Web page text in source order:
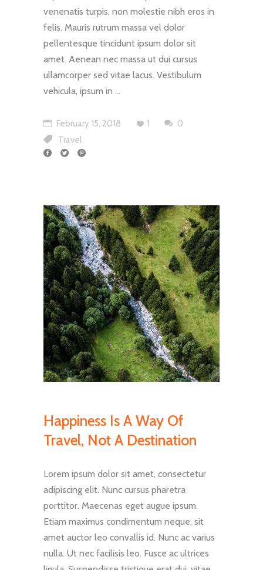
venenatis turpis, non molestie nibh eros in
felis. Mauris rutrum massa vel dolor
pellentesque tincidunt ipsum dolor sit
amet. Aenean nec massa ut dui cursus
ullamcorper sed vitae lacus. Vestibulum
vehicula, ipsum in
February 15, 2018 1
0
Travel
Happiness Is A Way Of
Travel, Not A Destination
Lorem ipsum dolor sit amet, consectetur
adipiscing elit. Nunc cursus pharetra
porttitor. Maecenas eget augue ipsum.
Etiam maximus condimentum neque, sit
amet auctor leo convallis id. Nunc ac varius
nulla. Ut nec facilisis leo. Fusce ac ultrices